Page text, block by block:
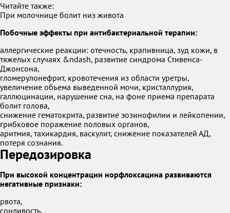
Читайте также:
При молочнице болит низ живота
Побочные эффекты при антибактериальной терапии:
аллергические реакции: отечность, крапивница, зуд кожи, в
тяжелых случаях &ndash, развитие синдрома Стивенса-
Джонсона,
гломерулонефрит, кровотечения из области уретры,
увеличение объема выведенной мочи, кристаллурия,
галлюцинации, нарушение сна, на фоне приема препарата
болит голова,
снижение гематокрита, развитие эозинофилии и лейкопении,
грибковое поражение половых органов,
аритмия, тахикардия, васкулит, снижение показателей АД,
потеря сознания.
Передозировка
При высокой концентрации норфлоксацина развиваются
негативные признаки:
рвота,
сонливость,